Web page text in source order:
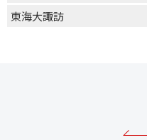
東海大諏訪